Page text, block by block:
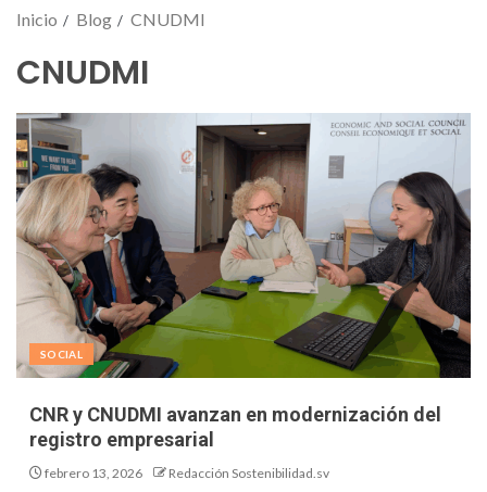
Inicio Blog CNUDMI
CNUDMI
SOCIAL
CNR y CNUDMI avanzan en modernización del
registro empresarial
febrero 13, 2026 Redacción Sostenibilidad.sv